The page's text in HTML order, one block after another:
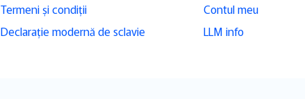
Termeni și condiții
Declarație modernă de sclavie
Contul meu
LLM info